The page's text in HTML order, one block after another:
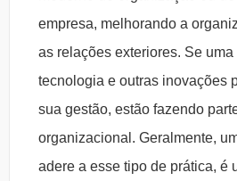
empresa, melhorando a
as relações exteriores. Se
tecnologia e outras inovações
sua gestão, estão fazendo
organizacional. Geralmente,
adere a esse tipo de prática, é